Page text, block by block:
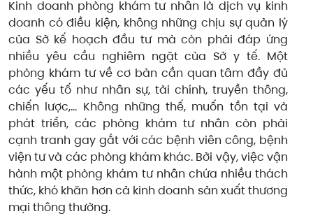
Kinh doanh phòng khám tư nhân là dịch vụ kinh
doanh có điều kiện, không những chịu sự quản lý
của Sở kế hoạch đầu tư mà còn phải đáp ứng
nhiều yêu cầu nghiêm ngặt của Sở y tế. Một
phòng khám tư về cơ bản cần quan tâm đầy đủ
các yếu tố như nhân sự, tài chính, truyền thông,
chiến lược,… Không những thế, muốn tồn tại và
phát triển, các phòng khám tư nhân còn phải
cạnh tranh gay gắt với các bệnh viên công, bệnh
viện tư và các phòng khám khác. Bởi vậy, việc vận
hành một phòng khám tư nhân chứa nhiều thách
thức, khó khăn hơn cả kinh doanh sản xuất thương
mại thông thường.